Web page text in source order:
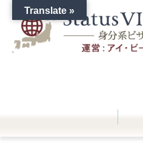
Translate »